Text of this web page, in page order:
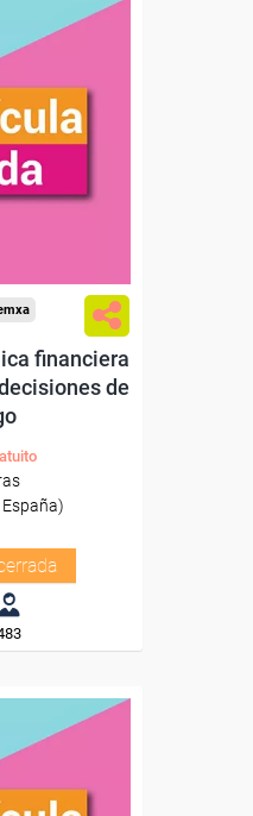
financiera
de